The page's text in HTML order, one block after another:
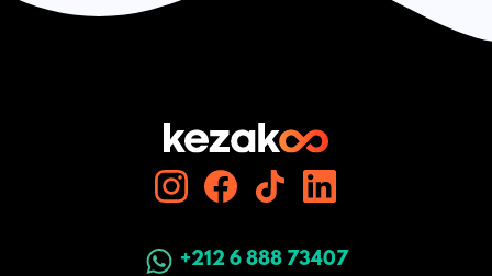
+212 6 888 73407